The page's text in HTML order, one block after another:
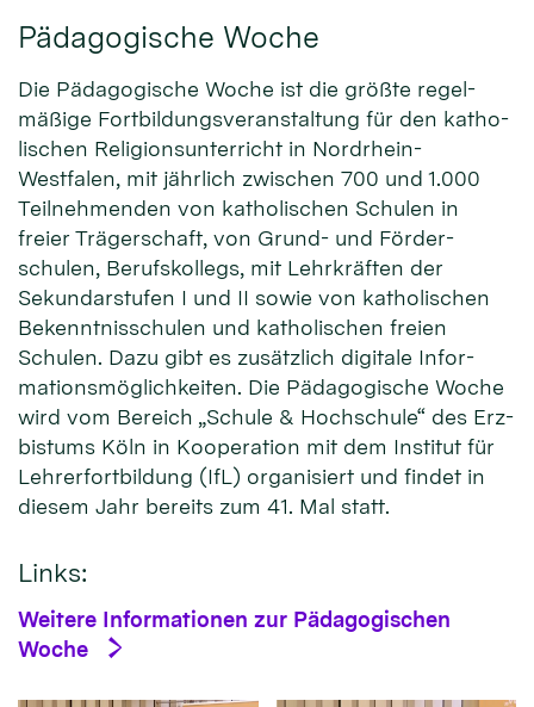
Pädagogische Woche
Die Pädago­gische Woche ist die größte regel­
mäßige Fort­bildungs­veran­staltung für den katho­
lischen Religions­unter­richt in Nordrhein-
Westfalen, mit jähr­lich zwischen 700 und 1.000
Teil­nehmenden von katho­lischen Schulen in
freier Träger­schaft, von Grund- und Förder­
schulen, Berufs­kollegs, mit Lehr­kräften der
Sekundar­stufen I und II sowie von katho­lischen
Be­kenntnis­schulen und katho­lischen freien
Schulen. Dazu gibt es zusätz­lich digi­tale Infor­
mations­möglich­keiten. Die Pädago­gische Woche
wird vom Bereich „Schule & Hochschule“ des Erz­
bistums Köln in Koopera­tion mit dem Insti­tut für
Lehrer­fort­bildung (IfL) orga­nisiert und fin­det in
diesem Jahr bereits zum 41. Mal statt.
Links:
Weitere Informationen zur Pädagogischen
Woche